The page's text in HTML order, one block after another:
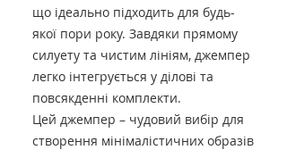
що ідеально підходить для будь-
якої пори року. Завдяки прямому
силуету та чистим лініям, джемпер
легко інтегрується у ділові та
повсякденні комплекти.
Цей джемпер – чудовий вибір для
створення мінімалістичних образів